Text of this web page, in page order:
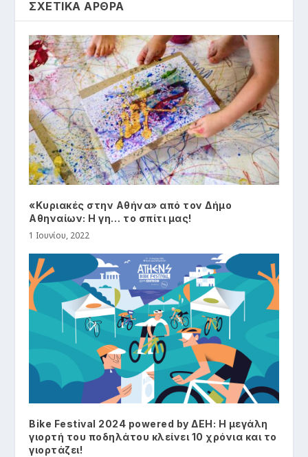
ΣΧΕΤΙΚΑ ΑΡΘΡΑ
«Κυριακές στην Αθήνα» από τον Δήμο
Αθηναίων: Η γη… το σπίτι μας!
1 Ιουνίου, 2022
Bike Festival 2024 powered by ΔΕΗ: Η μεγάλη
γιορτή του ποδηλάτου κλείνει 10 χρόνια και το
γιορτάζει!